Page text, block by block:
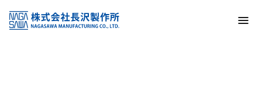
KSS加盟店・取扱店情報
店舗一覧